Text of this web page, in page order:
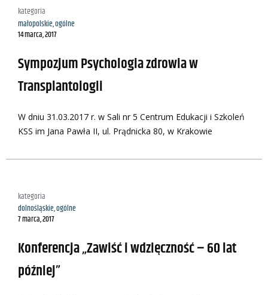
kategoria
małopolskie,ogólne
14 marca, 2017
Sympozjum Psychologia zdrowia w
Transplantologii
W dniu 31.03.2017 r. w Sali nr 5 Centrum Edukacji i Szkoleń
KSS im Jana Pawła II, ul. Prądnicka 80, w Krakowie
kategoria
dolnośląskie,ogólne
7 marca, 2017
Konferencja „Zawiść i wdzięczność – 60 lat
później”